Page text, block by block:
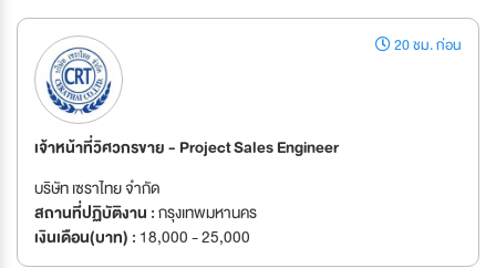
20 ชม. ก่อน
เจ้าหน้าที่วิศวกรขาย - Project Sales Engineer
บริษัท เซราไทย จำกัด
สถานที่ปฏิบัติงาน :กรุงเทพมหานคร
เงินเดือน(บาท) : 18,000 - 25,000